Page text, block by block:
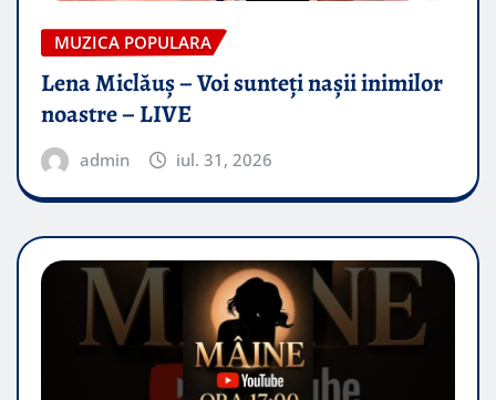
MUZICA POPULARA
Lena Miclăuș – Voi sunteți nașii inimilor
noastre – LIVE
admin iul. 31, 2026